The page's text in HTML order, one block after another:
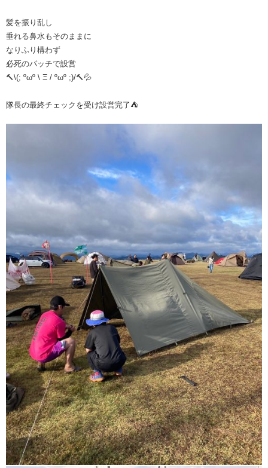
髪を振り乱し
垂れる鼻水もそのままに
なりふり構わず
必死のパッチで設営
🔨\(; ºωº \ Ξ / ºωº ;)/🔨💦
隊長の最終チェックを受け設営完了⛺️